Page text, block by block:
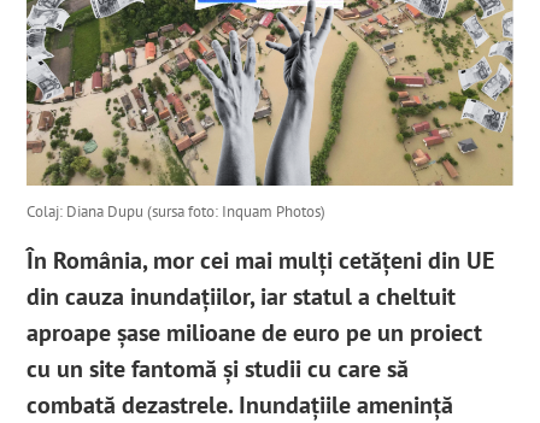
Colaj: Diana Dupu (sursa foto: Inquam Photos)
În România, mor cei mai mulți cetățeni din UE
din cauza inundațiilor, iar statul a cheltuit
aproape șase milioane de euro pe un proiect
cu un site fantomă și studii cu care să
combată dezastrele. Inundațiile amenință